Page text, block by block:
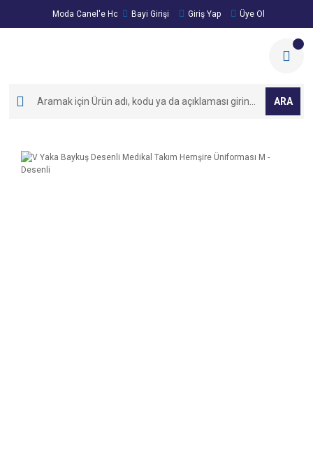
Moda Canel'e Hoşgeldiniz!
Bayi Girişi Giriş Yap Üye Ol
ARA